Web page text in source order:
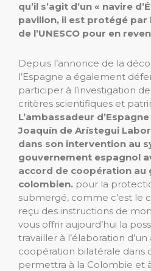
qu’il s’agit d’un « navire
pavillon, il est protégé
de l’UNESCO pour en
Depuis l’annonce de la
l’Espagne a également
participer à l’investigation
critères scientifiques et
L’ambassadeur
Joaquín de Arístegui
dans son intervention au
gouvernement espagnol
accord de coopération au
colombien. pour la
submergé, comme c’est le
reçu des instructions de
vous offrir aujourd’hui la
travailler à l’élaboration
coopération bilatérale dans
permettra à la Colombie et